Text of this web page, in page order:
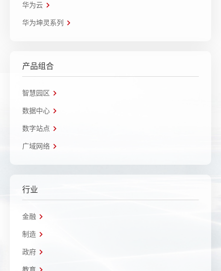
华为云
华为坤灵系列
产品组合
智慧园区
数据中心
数字站点
广域网络
行业
金融
制造
政府